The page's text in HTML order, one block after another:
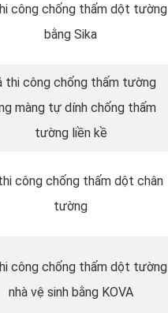
công chống thấm dột tường
bằng Sika
thi công chống thấm tường
màng tự dính chống thấm
tường liền kề
công chống thấm dột chân
tường
công chống thấm dột tường
nhà vệ sinh bằng KOVA